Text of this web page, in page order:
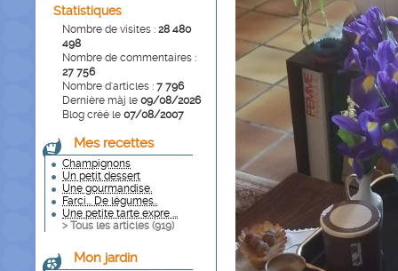
Statistiques
Nombre de visites : 28 480
498
Nombre de commentaires :
27 756
Nombre d'articles : 7 796
Dernière màj le 09/08/2026
Blog créé le 07/08/2007
Mes recettes
Champignons
Un petit dessert
Une gourmandise.
Farci... De légumes..
Une petite tarte expre ...
> Tous les articles (919)
Mon jardin